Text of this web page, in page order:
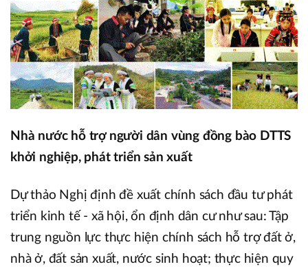
Nhà nước hỗ trợ người dân vùng đồng bào DTTS
khởi nghiệp, phát triển sản xuất
Dự thảo Nghị định đề xuất chính sách đầu tư phát
triển kinh tế - xã hội, ổn định dân cư như sau: Tập
trung nguồn lực thực hiện chính sách hỗ trợ đất ở,
nhà ở, đất sản xuất, nước sinh hoạt; thực hiện quy